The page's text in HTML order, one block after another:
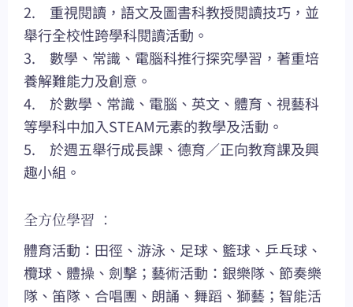
2. 重視閱讀，語文及圖書科教授閱讀技巧，並
舉行全校性跨學科閱讀活動。
3. 數學、常識、電腦科推行探究學習，著重培
養解難能力及創意。
4. 於數學、常識、電腦、英文、體育、視藝科
等學科中加入STEAM元素的教學及活動。
5. 於週五舉行成長課、德育／正向教育課及興
趣小組。
全方位學習 ：
體育活動：田徑、游泳、足球、籃球、乒乓球、
欖球、體操、劍擊；藝術活動：銀樂隊、節奏樂
隊、笛隊、合唱團、朗誦、舞蹈、獅藝；智能活